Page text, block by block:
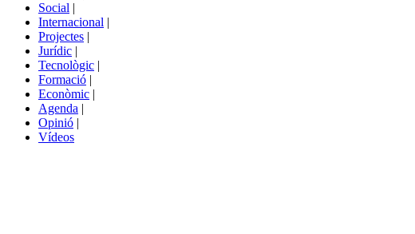
Social |
Internacional |
Projectes |
Jurídic |
Tecnològic |
Formació |
Econòmic |
Agenda |
Opinió |
Vídeos